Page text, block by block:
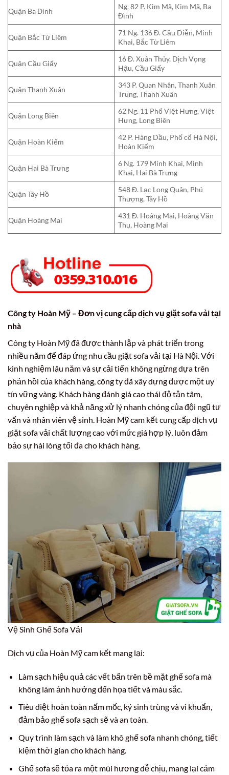
Quận Ba Đình
Ng. 82 P. Kim Mã, Kim Mã, Ba
Đình
Quận Bắc Từ Liêm
71 Ng. 136 Đ. Cầu Diễn, Minh
Khai, Bắc Từ Liêm
Quận Cầu Giấy
16 Đ. Xuân Thủy, Dịch Vọng
Hậu, Cầu Giấy
Quận Thanh Xuân
343 P. Quan Nhân, Thanh Xuân
Trung, Thanh Xuân
Quận Long Biên
62 Ng. 11 Phố Việt Hưng, Việt
Hưng, Long Biên
Quận Hoàn Kiếm
42 P. Hàng Dầu, Phố cổ Hà Nội,
Hoàn Kiếm
Quận Hai Bà Trưng
6 Ng. 179 Minh Khai, Minh
Khai, Hai Bà Trưng
Quận Tây Hồ
548 Đ. Lạc Long Quân, Phú
Thượng, Tây Hồ
Quận Hoàng Mai
431 Đ. Hoàng Mai, Hoàng Văn
Thụ, Hoàng Mai
Công ty Hoàn Mỹ – Đơn vị cung cấp dịch vụ giặt sofa vải tại
nhà
Công ty Hoàn Mỹ đã được thành lập và phát triển trong
nhiều năm để đáp ứng nhu cầu giặt sofa vải tại Hà Nội. Với
kinh nghiệm lâu năm và sự cải tiến không ngừng dựa trên
phản hồi của khách hàng, công ty đã xây dựng được một uy
tín vững vàng. Khách hàng đánh giá cao thái độ tận tâm,
chuyên nghiệp và khả năng xử lý nhanh chóng của đội ngũ tư
vấn và nhân viên vệ sinh. Hoàn Mỹ cam kết cung cấp dịch vụ
giặt sofa vải chất lượng cao với mức giá hợp lý, luôn đảm
bảo sự hài lòng tối đa cho khách hàng.
Vệ Sinh Ghế Sofa Vải
Dịch vụ của Hoàn Mỹ cam kết mang lại:
Làm sạch hiệu quả các vết bẩn trên bề mặt ghế sofa mà
không làm ảnh hưởng đến họa tiết và màu sắc.
Tiêu diệt hoàn toàn nấm mốc, ký sinh trùng và vi khuẩn,
đảm bảo ghế sofa sạch sẽ và an toàn.
Quy trình làm sạch và làm khô ghế sofa nhanh chóng, tiết
kiệm thời gian cho khách hàng.
Ghế sofa sẽ tỏa ra một mùi hương dễ chịu, mang lại cảm